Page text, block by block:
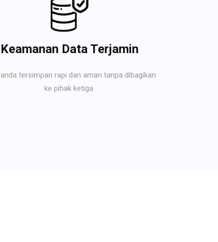
Keamanan Data Terjamin
tersimpan rapi dan aman tanpa dibagikan
ke pihak ketiga.